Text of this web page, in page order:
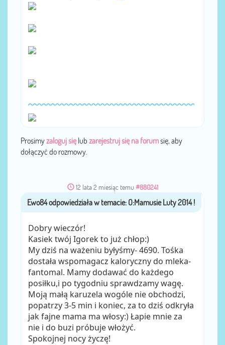
Prosimyzaloguj sięlub zarejestruj się na forumsię, aby
dołączyć do rozmowy.
12 lata 2 miesiąc temu #880241
przezEwo84
Dobry wieczór!
Kasiek twój Igorek to już chłop:)
My dziś na ważeniu byłyśmy- 4690. Tośka
dostała wspomagacz kaloryczny do mleka-
fantomal. Mamy dodawać do każdego
posiłku,i po tygodniu sprawdzamy wagę.
Moją małą karuzela wogóle nie obchodzi,
popatrzy 3-5 min i koniec, za to dziś odkryła
jak fajne mama ma włosy:) Łapie mnie za
nie i do buzi próbuje włożyć.
Spokojnej nocy życzę!